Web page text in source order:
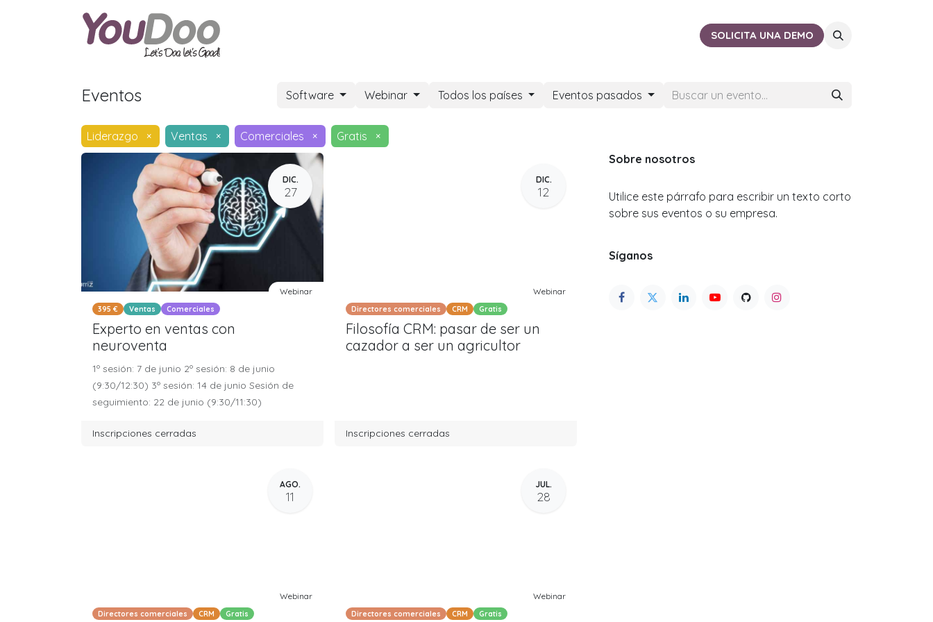
CERCA DE TISOLICITA UNA DEMO
Eventos Software Webinar Todos los países Eventos pasados
Liderazgo × Ventas × Comerciales × Gratis ×
DIC.
27
Webinar
395 € Ventas Comerciales
Experto en ventas con
neuroventa
1º sesión: 7 de junio 2º sesión: 8 de junio
(9:30/12:30) 3º sesión: 14 de junio Sesión de
seguimiento: 22 de junio (9:30/11:30)
Inscripciones cerradas
DIC.
12
Webinar
Directores comerciales CRM Gratis
Filosofía CRM: pasar de ser un
cazador a ser un agricultor
Inscripciones cerradas
AGO.
11
Webinar
Directores comerciales CRM Gratis
JUL.
28
Webinar
Directores comerciales CRM Gratis
Sobre nosotros
Utilice este párrafo para escribir un texto corto
sobre sus eventos o su empresa.
Síganos